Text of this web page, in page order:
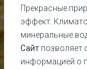
Прекрасные
эффект.
минеральные
Сайт позволяет
информацией о